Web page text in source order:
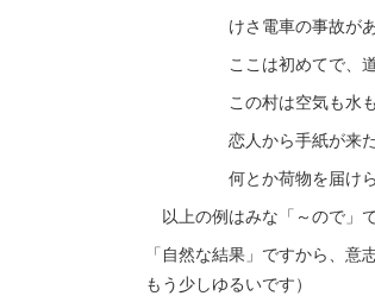
けさ電車の事故がありま
ここは初めてで、道がわ
この村は空気も水もきれ
恋人から手紙が来た。そ
何とか荷物を届けられ
以上の例はみな「～ので」
「自然な結果」ですから、
もう少しゆるいです）